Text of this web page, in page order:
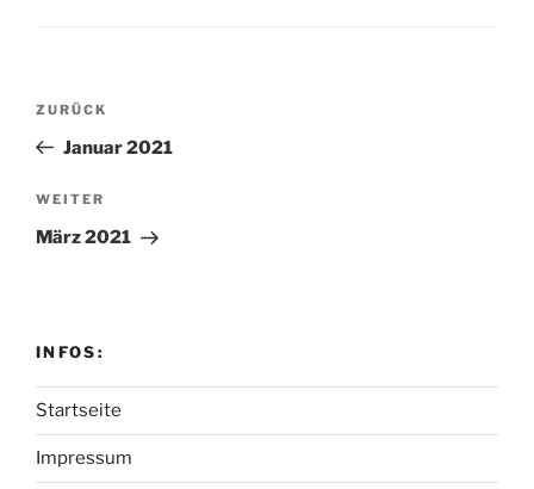
Beitragsnavigation
Vorheriger
Beitrag
ZURÜCK
Januar 2021
Nächster
Beitrag
WEITER
März 2021
INFOS:
Startseite
Impressum